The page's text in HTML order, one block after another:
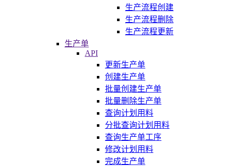
生产流程创建
生产流程删除
生产流程更新
生产单
API
更新生产单
创建生产单
批量创建生产单
批量删除生产单
查询计划用料
分批查询计划用料
查询生产单工序
修改计划用料
完成生产单